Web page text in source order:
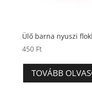
Ülő barna nyuszi
450 Ft
TOVÁBB